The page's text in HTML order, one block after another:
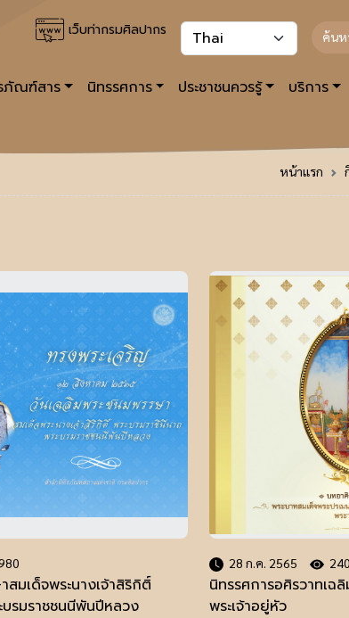
เว็บท่ากรมศิลปากร
ณฑ์สาร นิทรรศการ ประชาชนควรรู้ บริการ
หน้าแรก
สมเด็จพระนางเจ้าสิริกิติ์
บรมราชชนนีพันปีหลวง
28 ก.ค. 2565
นิทรรศการอศิรวาทเฉ
พระเจ้าอยู่หัว